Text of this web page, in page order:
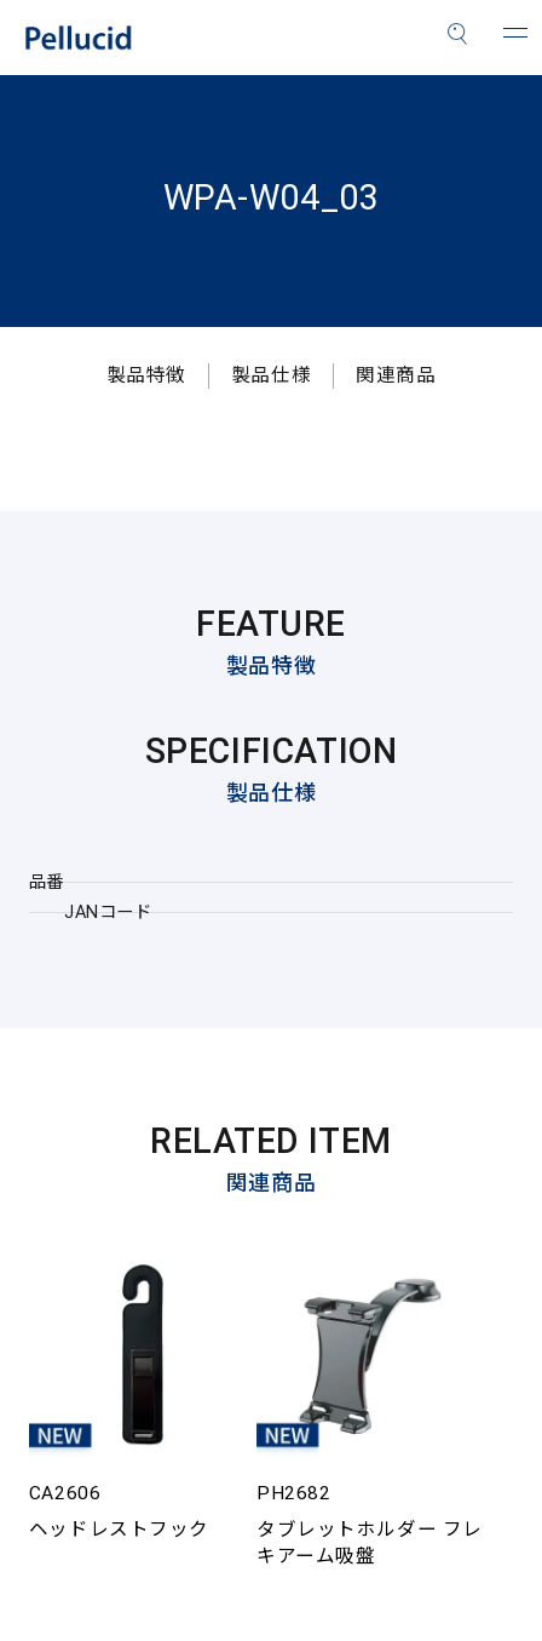
WPA-W04_03
製品特徴 製品仕様 関連商品
FEATURE
製品特徴
SPECIFICATION
製品仕様
品番
JANコード
RELATED ITEM
関連商品
CA2606
ヘッドレストフック
PH2682
タブレットホルダー フレ
キアーム吸盤